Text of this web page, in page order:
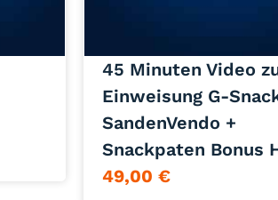
45 Minuten Video
Einweisung G-
SandenVendo +
Snackpaten Bonus
49,00 €